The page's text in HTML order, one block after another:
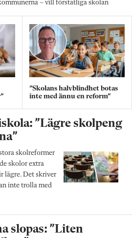
– vill förstatliga skolan
”Skolans halvblindhet botas
inte med ännu en reform”
”Lägre skolpeng
skolreformer
skolor extra
lägre. Det skriver
inte trolla med
slopas: ”Liten